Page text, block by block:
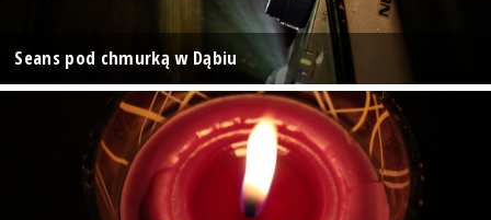
Seans pod chmurką w Dąbiu